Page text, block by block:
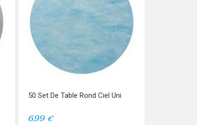
50 Set De Table Rond Ciel Uni
6,99 €